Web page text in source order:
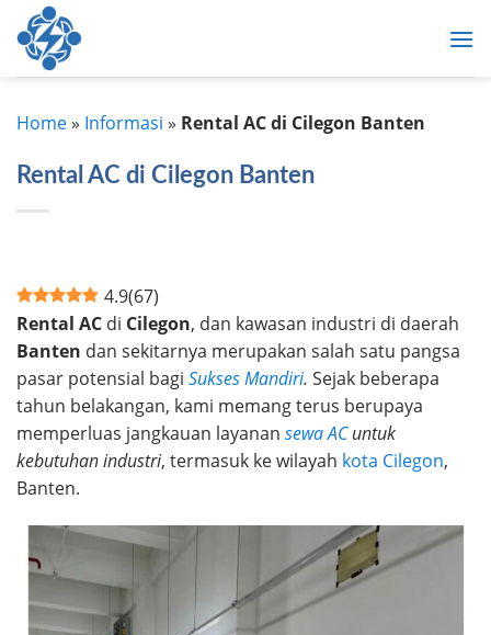
Skip
to
content
Home» Informasi » Rental AC di Cilegon Banten
Rental AC di Cilegon Banten
4.9(67)
Rental AC di Cilegon, dan kawasan industri di daerah
Banten dan sekitarnya merupakan salah satu pangsa
pasar potensial bagi Sukses Mandiri. Sejak beberapa
tahun belakangan, kami memang terus berupaya
memperluas jangkauan layanan sewa ACuntuk
kebutuhan industri, termasuk ke wilayah kota Cilegon,
Banten.